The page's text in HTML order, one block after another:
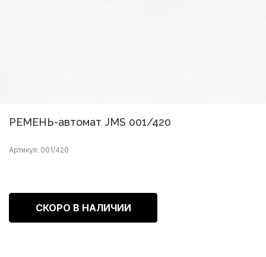
РЕМЕНЬ-автомат JMS 001/420
Артикул: 001/420
СКОРО В НАЛИЧИИ